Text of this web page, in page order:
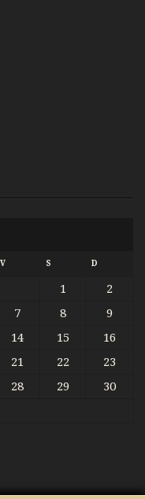
V S D
1
2
7 8
9
14 15
16
21 22
23
28 29
30